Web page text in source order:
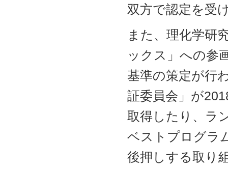
双方で認定を受
また、理化学研
ックス」への参
基準の策定が行
証委員会」が
取得したり、ラ
ベストプログラ
後押しする取り